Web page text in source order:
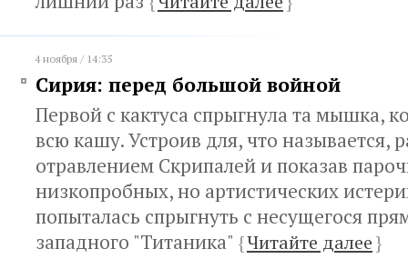
4 ноября / 14:35
Сирия: перед большой войной
Первой с кактуса спрыгнула та мышка,
всю кашу. Устроив для, что называется,
отравлением Скрипалей и показав
низкопробных, но артистических
попыталась спрыгнуть с несущегося
западного "Титаника" {Читайте далее}